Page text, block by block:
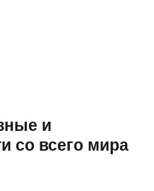
и
со всего мира